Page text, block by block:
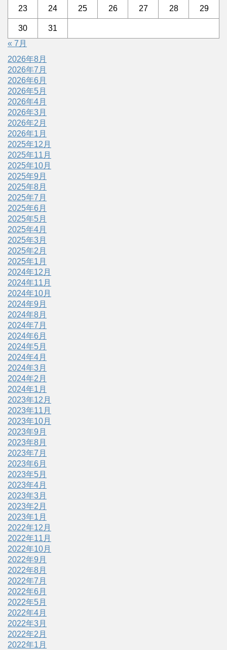
23 24 25 26 27 28 29
30
31
« 7月
2026年8月
2026年7月
2026年6月
2026年5月
2026年4月
2026年3月
2026年2月
2026年1月
2025年12月
2025年11月
2025年10月
2025年9月
2025年8月
2025年7月
2025年6月
2025年5月
2025年4月
2025年3月
2025年2月
2025年1月
2024年12月
2024年11月
2024年10月
2024年9月
2024年8月
2024年7月
2024年6月
2024年5月
2024年4月
2024年3月
2024年2月
2024年1月
2023年12月
2023年11月
2023年10月
2023年9月
2023年8月
2023年7月
2023年6月
2023年5月
2023年4月
2023年3月
2023年2月
2023年1月
2022年12月
2022年11月
2022年10月
2022年9月
2022年8月
2022年7月
2022年6月
2022年5月
2022年4月
2022年3月
2022年2月
2022年1月